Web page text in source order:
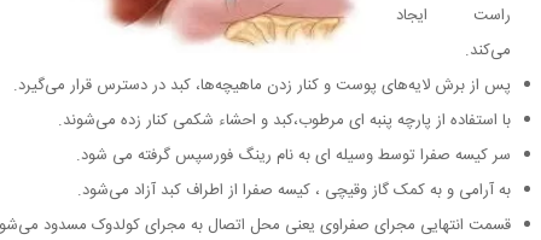
راست ایجاد
می‌کند.
پس از برش لایه‌های پوست و کنار زدن ماهیچه‌ها، کبد در دسترس قرار می‌گیرد.
با استفاده از پارچه پنبه ای مرطوب،کبد و احشاء شکمی کنار زده می‌شوند.
سر کیسه صفرا توسط وسیله ای به نام رینگ فورسپس گرفته می شود.
به آرامی و به کمک گاز وقیچی ، کیسه صفرا از اطراف کبد آزاد می‌شود.
قسمت انتهایی مجرای صفراوی یعنی محل اتصال به مجرای کولدوک مسدود